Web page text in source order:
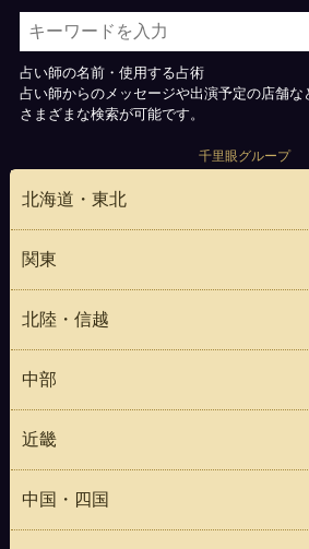
占い師の名前・使用する占術
占い師からのメッセージや出演予定の店舗な
さまざまな検索が可能です。
千里眼グループ
北海道・東北
関東
北陸・信越
中部
近畿
中国・四国